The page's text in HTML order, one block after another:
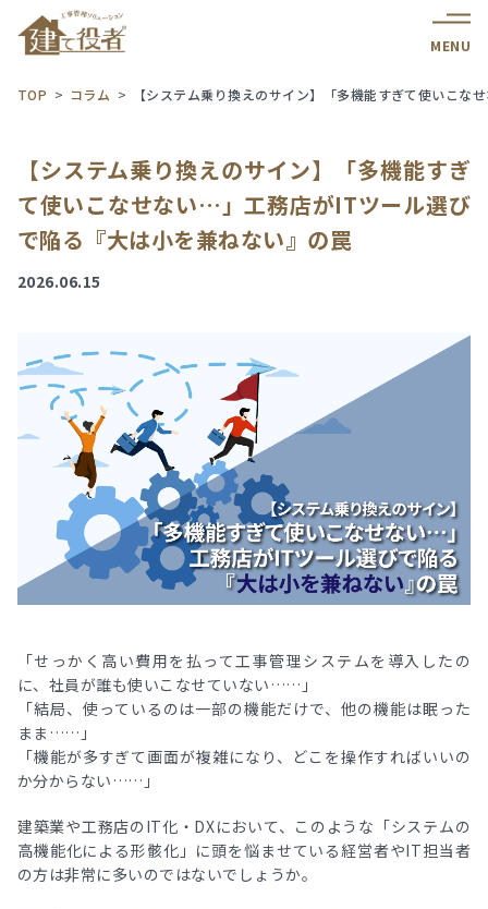
MENU
TOP コラム 【システム乗り換えのサイン】「多機能すぎて使いこ
【システム乗り換えのサイン】「多機能すぎ
て使いこなせない…」工務店がITツール選び
で陥る『大は小を兼ねない』の罠
2026.06.15
「せっかく高い費用を払って工事管理システムを導入したの
に、社員が誰も使いこなせていない……」
「結局、使っているのは一部の機能だけで、他の機能は眠った
まま……」
「機能が多すぎて画面が複雑になり、どこを操作すればいいの
か分からない……」
建築業や工務店のIT化・DXにおいて、このような「システムの
高機能化による形骸化」に頭を悩ませている経営者やIT担当者
の方は非常に多いのではないでしょうか。